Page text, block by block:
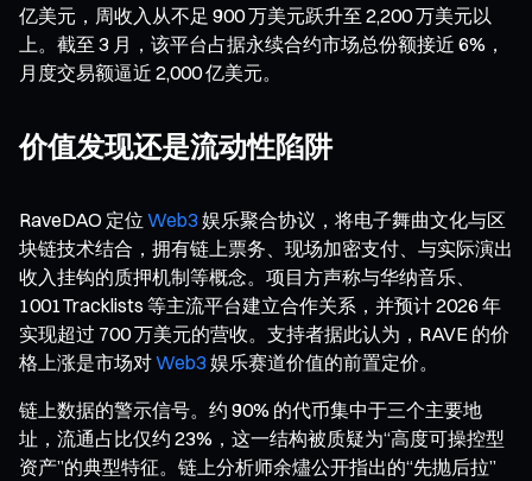
亿美元，周收入从不足 900 万美元跃升至 2,200 万美元以
上。截至 3 月，该平台占据永续合约市场总份额接近 6%，
月度交易额逼近 2,000 亿美元。
价值发现还是流动性陷阱
RaveDAO 定位 Web3 娱乐聚合协议，将电子舞曲文化与区
块链技术结合，拥有链上票务、现场加密支付、与实际演出
收入挂钩的质押机制等概念。项目方声称与华纳音乐、
1001Tracklists 等主流平台建立合作关系，并预计 2026 年
实现超过 700 万美元的营收。支持者据此认为，RAVE 的价
格上涨是市场对Web3 娱乐赛道价值的前置定价。
链上数据的警示信号。约 90% 的代币集中于三个主要地
址，流通占比仅约 23%，这一结构被质疑为“高度可操控型
资产”的典型特征。链上分析师余燼公开指出的“先抛后拉”